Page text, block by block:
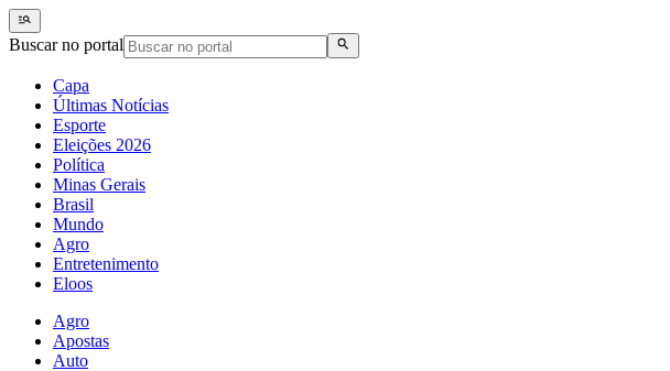
Buscar no portal
Capa
Últimas Notícias
Esporte
Eleições 2026
Política
Minas Gerais
Brasil
Mundo
Agro
Entretenimento
Eloos
Agro
Apostas
Auto